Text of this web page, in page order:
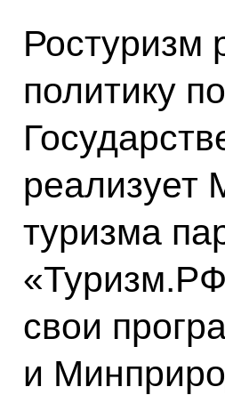
Ростуризм
политику
реализует
туризма
свои
и